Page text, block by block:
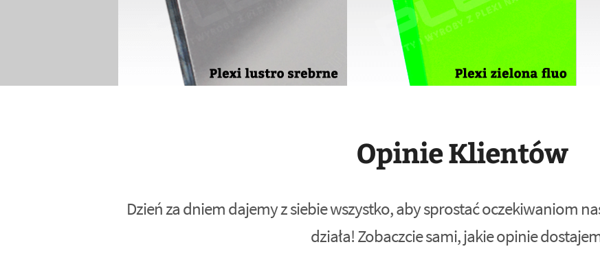
Opinie Klientów
Dzień za dniem dajemy z siebie wszystko, aby sprostać oczekiwaniom
działa! Zobaczcie sami, jakie opinie